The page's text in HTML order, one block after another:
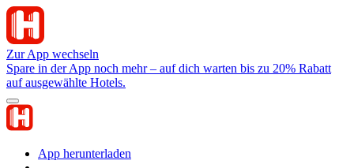
Zur App wechseln
Spare in der App noch mehr – auf dich warten bis zu 20% Rabatt
auf ausgewählte Hotels.
App herunterladen